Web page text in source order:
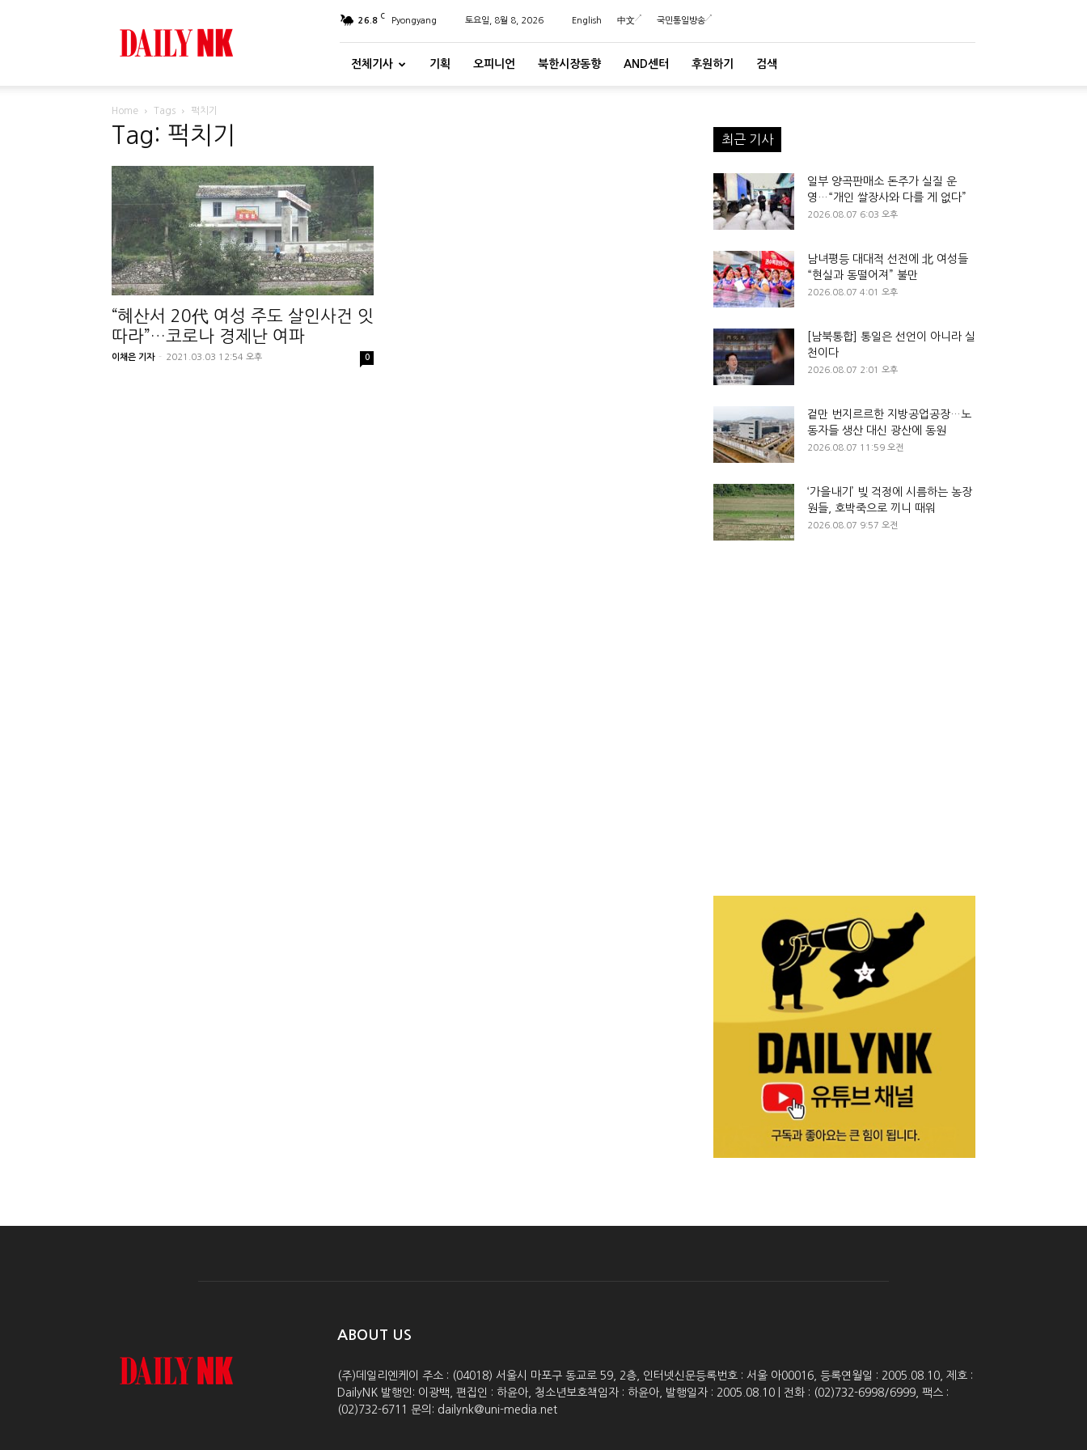
26.8 C Pyongyang 토요일, 8월 8, 2026 English 中文 국민통일방송
전체기사 기획 오피니언 북한시장동향 AND센터 후원하기 검색
Home Tags 퍽치기
Tag: 퍽치기
“혜산서 20代 여성 주도 살인사건 잇
따라”…코로나 경제난 여파
이채은 기자 - 2021.03.03 12:54 오후 0
최근 기사
일부 양곡판매소 돈주가 실질 운
영…“개인 쌀장사와 다를 게 없다”
2026.08.07 6:03 오후
남녀평등 대대적 선전에 北 여성들
“현실과 동떨어져” 불만
2026.08.07 4:01 오후
[남북통합] 통일은 선언이 아니라 실
천이다
2026.08.07 2:01 오후
겉만 번지르르한 지방공업공장…노
동자들 생산 대신 광산에 동원
2026.08.07 11:59 오전
‘가을내기’ 빚 걱정에 시름하는 농장
원들, 호박죽으로 끼니 때워
2026.08.07 9:57 오전
ABOUT US
(주)데일리엔케이 주소 : (04018) 서울시 마포구 동교로 59, 2층, 인터넷신문등록번호 : 서울 아00016, 등록연월일 : 2005.08.10, 제호 :
DailyNK 발행인: 이광백, 편집인 : 하윤아, 청소년보호책임자 : 하윤아, 발행일자 : 2005.08.10 | 전화 : (02)732-6998/6999, 팩스 :
(02)732-6711 문의: dailynk@uni-media.net